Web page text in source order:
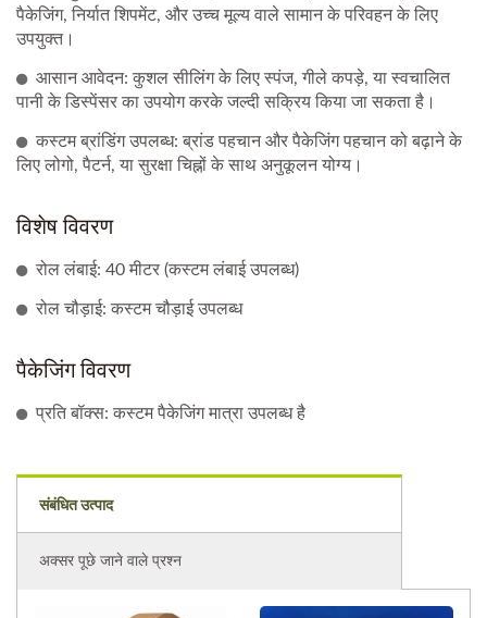
पैकेजिंग, निर्यात शिपमेंट, और उच्च मूल्य वाले सामान के परिवहन के लिए
उपयुक्त।
आसान आवेदन: कुशल सीलिंग के लिए स्पंज, गीले कपड़े, या स्वचालित
पानी के डिस्पेंसर का उपयोग करके जल्दी सक्रिय किया जा सकता है।
कस्टम ब्रांडिंग उपलब्ध: ब्रांड पहचान और पैकेजिंग पहचान को बढ़ाने के
लिए लोगो, पैटर्न, या सुरक्षा चिह्नों के साथ अनुकूलन योग्य।
विशेष विवरण
रोल लंबाई: 40 मीटर (कस्टम लंबाई उपलब्ध)
रोल चौड़ाई: कस्टम चौड़ाई उपलब्ध
पैकेजिंग विवरण
प्रति बॉक्स: कस्टम पैकेजिंग मात्रा उपलब्ध है
संबंधित उत्पाद
अक्सर पूछे जाने वाले प्रश्न